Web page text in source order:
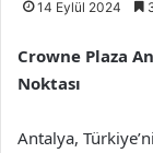
14 Eylül 2024
Crowne Plaza
Noktası
Antalya,